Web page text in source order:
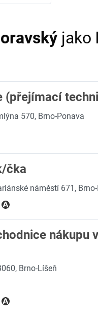
jako
(přejímací
570, Brno-Ponava
čka
náměstí 671,
nákupu
Brno-Líšeň